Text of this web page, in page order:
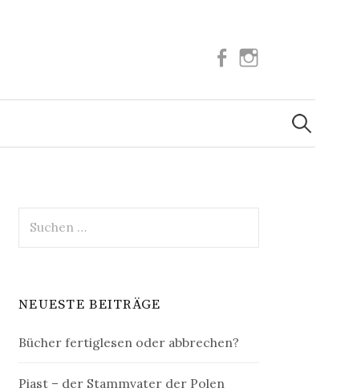
Facebook
Suchen
nach:
nach:
NEUESTE BEITRÄGE
Bücher fertiglesen oder abbrechen?
Piast – der Stammvater der Polen